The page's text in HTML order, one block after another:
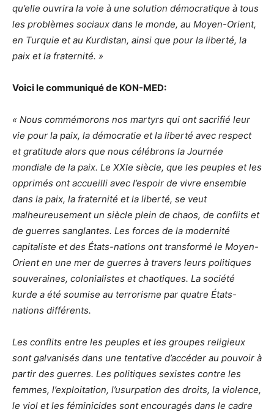
qu’elle ouvrira la voie à une solution démocratique à tous
les problèmes sociaux dans le monde, au Moyen-Orient,
en Turquie et au Kurdistan, ainsi que pour la liberté, la
paix et la fraternité. »
Voici le communiqué de KON-MED:
« Nous commémorons nos martyrs qui ont sacrifié leur
vie pour la paix, la démocratie et la liberté avec respect
et gratitude alors que nous célébrons la Journée
mondiale de la paix. Le XXIe siècle, que les peuples et les
opprimés ont accueilli avec l’espoir de vivre ensemble
dans la paix, la fraternité et la liberté, se veut
malheureusement un siècle plein de chaos, de conflits et
de guerres sanglantes. Les forces de la modernité
capitaliste et des États-nations ont transformé le Moyen-
Orient en une mer de guerres à travers leurs politiques
souveraines, colonialistes et chaotiques. La société
kurde a été soumise au terrorisme par quatre États-
nations différents.
Les conflits entre les peuples et les groupes religieux
sont galvanisés dans une tentative d’accéder au pouvoir à
partir des guerres. Les politiques sexistes contre les
femmes, l’exploitation, l’usurpation des droits, la violence,
le viol et les féminicides sont encouragés dans le cadre